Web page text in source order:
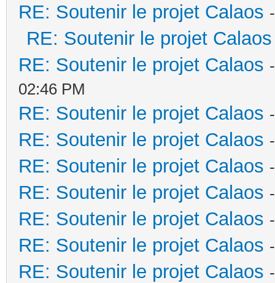
RE: Soutenir le projet Calaos
RE: Soutenir le projet Calaos
RE: Soutenir le projet Calaos
02:46 PM
RE: Soutenir le projet Calaos
RE: Soutenir le projet Calaos
RE: Soutenir le projet Calaos
RE: Soutenir le projet Calaos
RE: Soutenir le projet Calaos
RE: Soutenir le projet Calaos
RE: Soutenir le projet Calaos